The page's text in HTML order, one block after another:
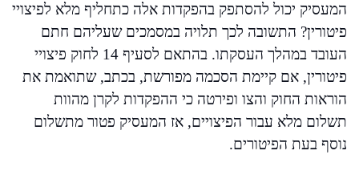
המעסיק יכול להסתפק בהפקדות אלה כתחליף מלא לפיצויי
פיטורין? התשובה לכך תלויה במסמכים שעליהם חתם
העובד במהלך העסקתו. בהתאם לסעיף 14 לחוק פיצויי
פיטורין, אם קיימת הסכמה מפורשת, בכתב, שתואמת את
הוראות החוק והצו ופירטה כי ההפקדות לקרן מהוות
תשלום מלא עבור הפיצויים, אז המעסיק פטור מתשלום
נוסף בעת הפיטורים.